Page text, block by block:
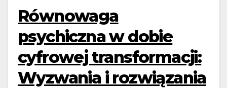
Równowaga
psychiczna w dobie
cyfrowej transformacji:
Wyzwania i rozwiązania